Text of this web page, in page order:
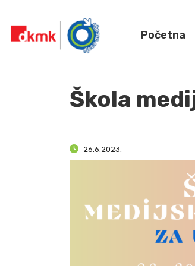
Početna
Škola
26.6.2023.